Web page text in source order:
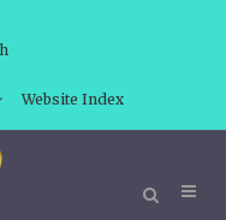
Website Index